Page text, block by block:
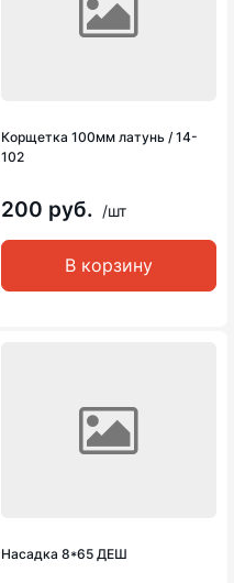
Корщетка 100мм латунь / 14-
102
200 руб. /шт
В корзину
Насадка 8*65 ДЕШ